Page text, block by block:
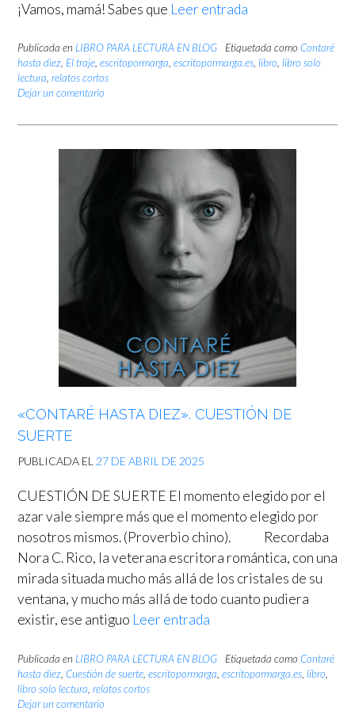
¡Vamos, mamá! Sabes que Leer entrada
Publicada en LIBRO PARA LECTURA EN BLOG Etiquetada como Contaré
hasta diez, El traje, escritopormarga, escritopormarga.es, libro, libro solo
lectura, relatos cortos
Dejar un comentario
«CONTARÉ HASTA DIEZ». CUESTIÓN DE
SUERTE
PUBLICADA EL 27 DE ABRIL DE 2025
CUESTIÓN DE SUERTE El momento elegido por el
azar vale siempre más que el momento elegido por
nosotros mismos. (Proverbio chino). Recordaba
Nora C. Rico, la veterana escritora romántica, con una
mirada situada mucho más allá de los cristales de su
ventana, y mucho más allá de todo cuanto pudiera
existir, ese antiguo Leer entrada
Publicada en LIBRO PARA LECTURA EN BLOG Etiquetada como Contaré
hasta diez Cuestión de suerte escritopormarga escritopormarga.es libro
libro solo lectura relatos cortos
Dejar un comentario